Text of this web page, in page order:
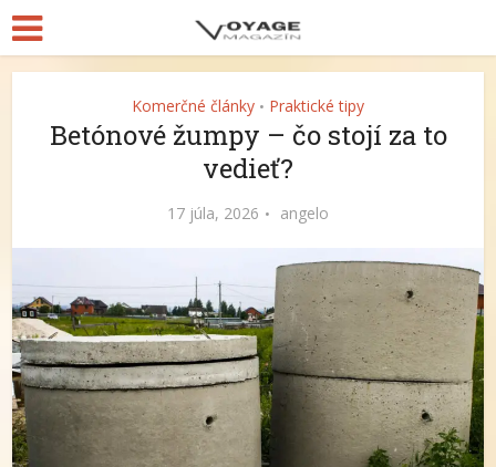
Komerčné články • Praktické tipy
Betónové žumpy – čo stojí za to
vedieť?
17 júla, 2026 angelo